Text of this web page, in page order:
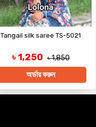
Tangail silk saree TS-5021
৳ 1,250 ৳ 1,850
অর্ডার করুন